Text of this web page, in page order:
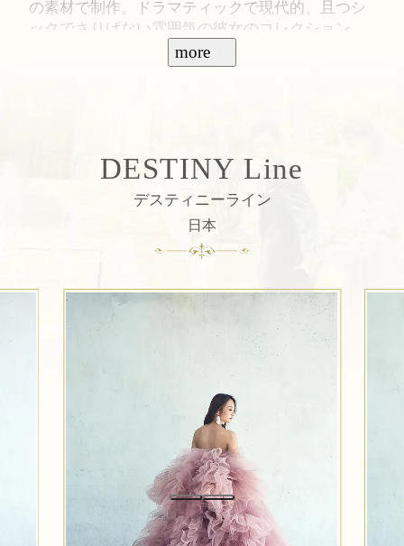
の素材で制作。ドラマティックで現代的、且つシ
ックでさりげない雰囲気の彼女のコレクション
は、全ての花嫁に愛されるユニークなウェディン
グドレスが揃う。今イスラエルで最も人気であ
more
DESTINY Line
デスティニーライン
日本